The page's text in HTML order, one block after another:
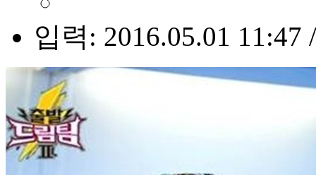
입력: 2016.05.01 11:47